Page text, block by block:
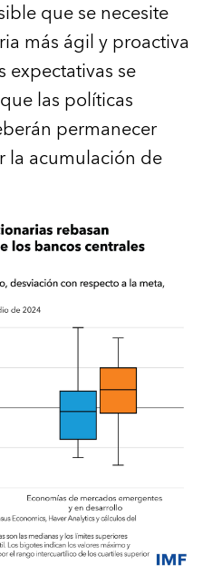
que se necesite
más ágil y proactiva
se
las políticas
permanecer
la acumulación de